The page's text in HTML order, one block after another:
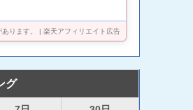
5年保証】
ります。 | 楽天アフィリエイト広告
グ